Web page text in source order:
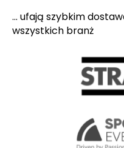
... ufają szybkim
wszystkich branż